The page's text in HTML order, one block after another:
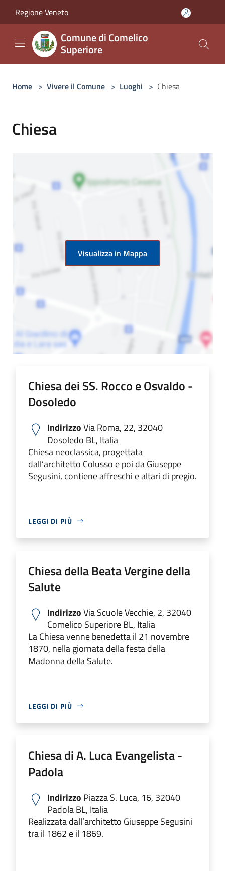
Regione Veneto
Comune di Comelico
Superiore
Home > Vivere il Comune > Luoghi > Chiesa
Chiesa
Visualizza in Mappa
Chiesa dei SS. Rocco e Osvaldo -
Dosoledo
IndirizzoVia Roma, 22, 32040
Dosoledo BL, Italia
Chiesa neoclassica, progettata
dall’architetto Colusso e poi da Giuseppe
Segusini, contiene affreschi e altari di pregio.
LEGGI DI PIÙ
Chiesa della Beata Vergine della
Salute
IndirizzoVia Scuole Vecchie, 2, 32040
Comelico Superiore BL, Italia
La Chiesa venne benedetta il 21 novembre
1870, nella giornata della festa della
Madonna della Salute.
LEGGI DI PIÙ
Chiesa di A. Luca Evangelista -
Padola
Indirizzo Piazza S. Luca, 16, 32040
Padola BL, Italia
Realizzata dall’architetto Giuseppe Segusini
tra il 1862 e il 1869.